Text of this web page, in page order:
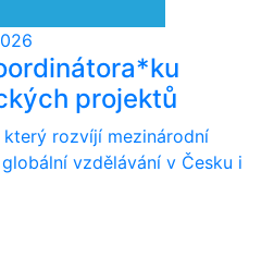
projektů
který rozvíjí mezinárodní
vzdělávání v Česku i